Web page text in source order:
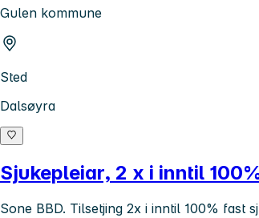
Gulen kommune
Sted
Dalsøyra
Sjukepleiar, 2 x i inntil
Sone BBD. Tilsetjing 2x i inntil 100% fast